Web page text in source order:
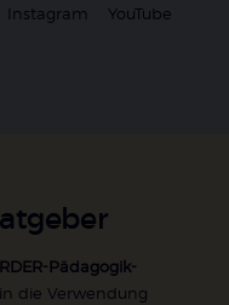
Instagram YouTube
Pädagogik-
die Verwendung